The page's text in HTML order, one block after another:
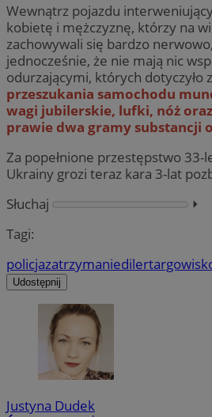
Wewnątrz pojazdu
kobietę i mężczyznę, którzy na
zachowywali się bardzo
jednocześnie, że nie mają nic
odurzającymi, których dotyczyło
przeszukania samochodu
wagi jubilerskie, lufki, nóż
prawie dwa gramy substancji
Za popełnione przestępstwo
Ukrainy grozi teraz kara 3-lat
Słuchaj
⏵︎
Tagi:
policjazatrzymaniediler
Udostępnij
Justyna Dudek